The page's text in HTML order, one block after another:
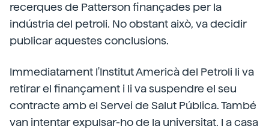
recerques de Patterson finançades per la
indústria del petroli. No obstant això, va decidir
publicar aquestes conclusions.
Immediatament l'Institut Americà del Petroli li va
retirar el finançament i li va suspendre el seu
contracte amb el Servei de Salut Pública. També
van intentar expulsar-ho de la universitat. I a casa